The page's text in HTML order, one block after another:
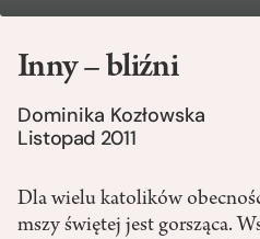
Inny – bliźni
Dominika Kozłowska
Listopad 2011
Dla wielu katolików
mszy świętej jest gorsząca.